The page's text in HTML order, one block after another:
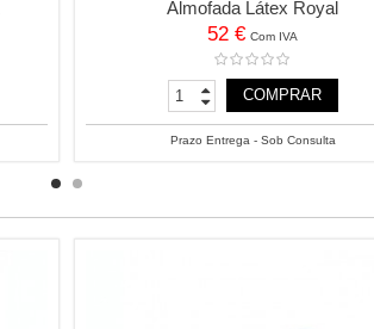
Almofada Látex Royal
52 € Com IVA
COMPRAR
Prazo Entrega - Sob Consulta